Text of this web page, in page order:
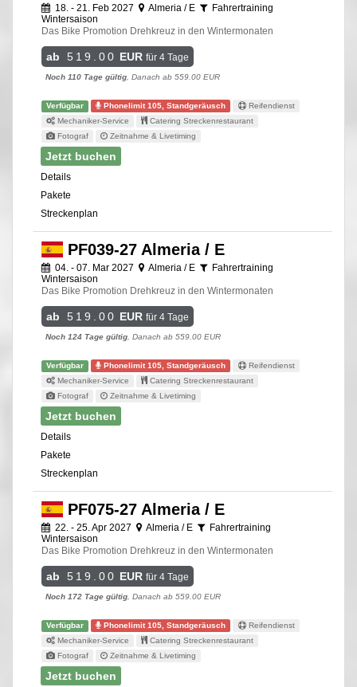
18. - 21. Feb 2027 Almeria / E
Fahrertraining
Wintersaison
Das Bike Promotion Drehkreuz in den Wintermonaten
ab 519.00 EUR für 4 Tage
Noch 110 Tage gültig , Danach ab 559.00 EUR
Verfügbar Phonelimit 105, Standgeräusch
Reifendienst
Mechaniker-Service
Catering Streckenrestaurant
Fotograf
Zeitnahme & Livetiming
Jetzt buchen
Details
Pakete
Streckenplan
PF039-27 Almeria / E
04. - 07. Mar 2027 Almeria / E
Fahrertraining
Wintersaison
Das Bike Promotion Drehkreuz in den Wintermonaten
ab 519.00 EUR für 4 Tage
Noch 124 Tage gültig , Danach ab 559.00 EUR
Verfügbar Phonelimit 105, Standgeräusch
Reifendienst
Mechaniker-Service
Catering Streckenrestaurant
Fotograf
Zeitnahme & Livetiming
Jetzt buchen
Details
Pakete
Streckenplan
PF075-27 Almeria / E
22. - 25. Apr 2027 Almeria / E
Fahrertraining
Wintersaison
Das Bike Promotion Drehkreuz in den Wintermonaten
ab 519.00 EUR für 4 Tage
Noch 172 Tage gültig, Danach ab 559.00 EUR
Verfügbar Phonelimit 105, Standgeräusch
Reifendienst
Mechaniker-Service
Catering Streckenrestaurant
Fotograf
Zeitnahme & Livetiming
Jetzt buchen